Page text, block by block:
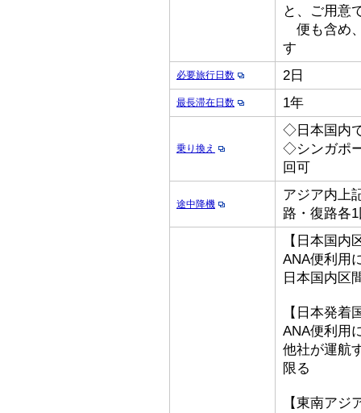
と、ご用意
便も含め
す
必要旅行日数 2日
最長滞在日数 1年
乗り換え
◇日本国内
◇シンガポ
回可
途中降機
アジア内上
路・復路各
【日本国内
ANA便利用
日本国内区
【日本発着
ANA便利用
他社が運航
限る
【東南アジ